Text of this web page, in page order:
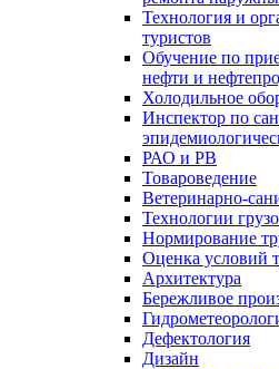
Технология и
туристов
Обучение по
нефти и
Холодильное
Инспектор по
РАО и РВ
Товароведение
Ветеринарно-
Технологии
Нормирование
Оценка условий
Архитектура
Бережливое
Дефектология
Дизайн